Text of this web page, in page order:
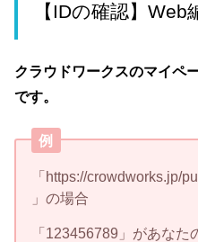
【IDの確認】Web
クラウドワークスのマイペ
です。
例
「https://crowdworks.jp/
」の場合
「123456789」があなた